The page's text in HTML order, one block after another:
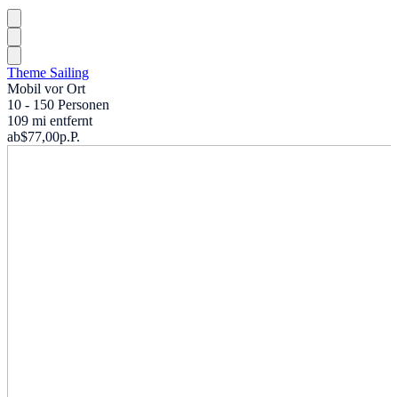
Theme Sailing
Mobil vor Ort
10 - 150 Personen
109 mi entfernt
ab$77,00p.P.